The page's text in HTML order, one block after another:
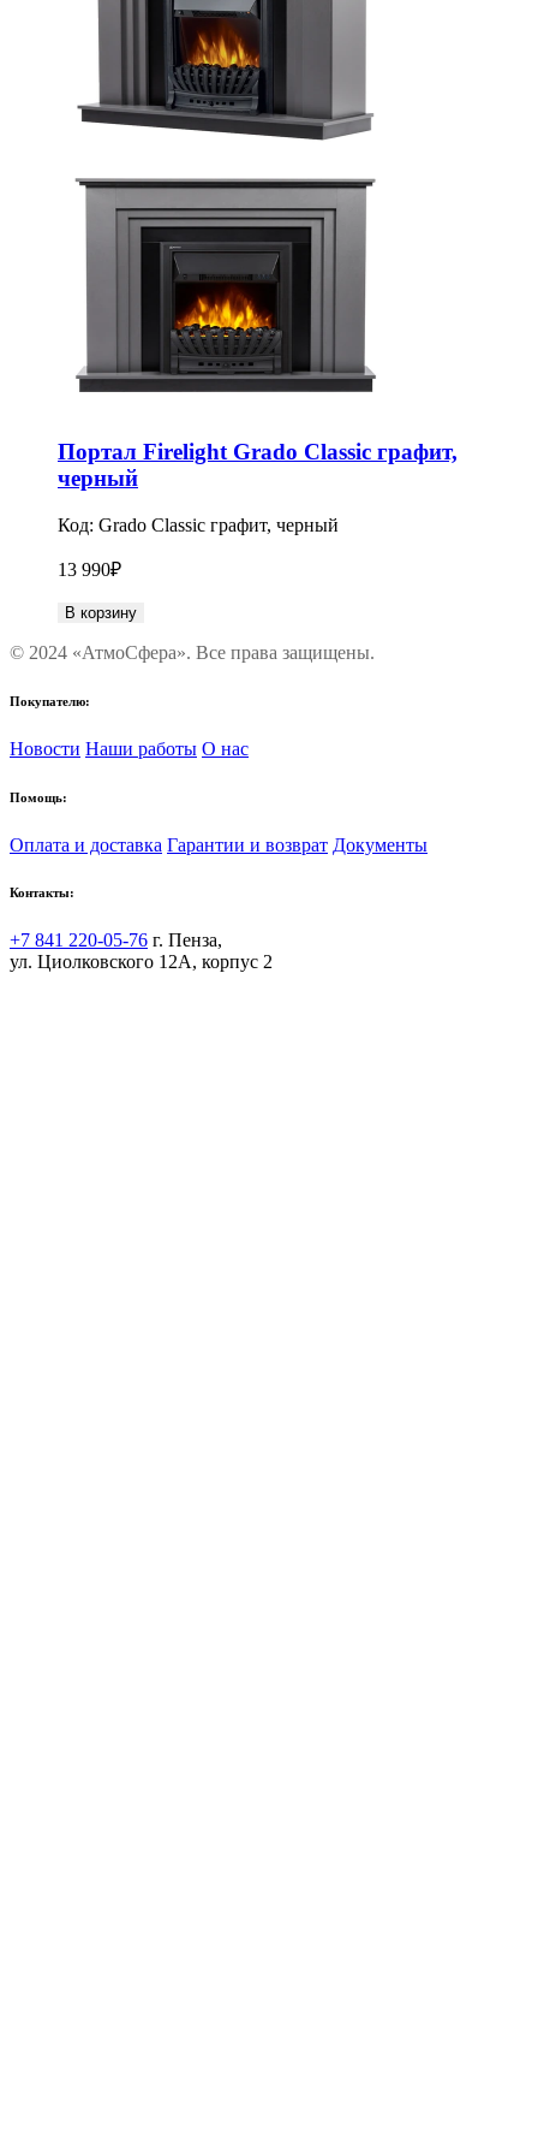
Портал Firelight Grado Classic графит,
черный
Код: Grado Classic графит, черный
13 990₽
В корзину
© 2024 «АтмоСфера». Все права защищены.
Покупателю:
Новости Наши работы О нас
Помощь:
Оплата и доставка Гарантии и возврат Документы
Контакты:
+7 841 220-05-76 г. Пенза,
ул. Циолковского 12А, корпус 2